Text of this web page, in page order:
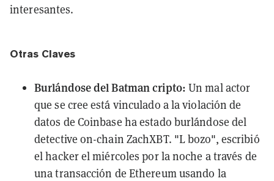
interesantes.
Otras Claves
Burlándose del Batman cripto: Un mal actor
que se cree está vinculado a la violación de
datos de Coinbase ha estado burlándose del
detective on-chain ZachXBT. "L bozo", escribió
el hacker el miércoles por la noche a través de
una transacción de Ethereum usando la